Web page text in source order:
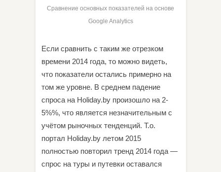
Сравнение основных показателей на основе
Google Analytics
Если сравнить с таким же отрезком
времени 2014 года, то можно видеть,
что показатели остались примерно на
том же уровне. В среднем падение
спроса на Holiday.by произошло на 2-
5%%, что является незначительным с
учётом рыночных тенденций. Т.о.
портал Holiday.by летом 2015
полностью повторил тренд 2014 года —
спрос на туры и путевки оставался